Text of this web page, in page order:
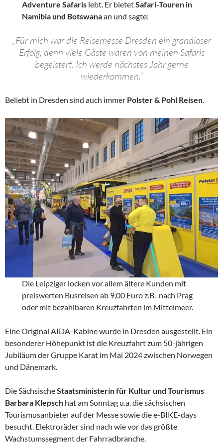
Adventure Safaris lebt. Er bietetSafari-Touren in
Namibia und Botswanaan und sagte:
„Für mich war die Reisemesse Dresden ein grandioser
Erfolg, denn viele Gäste waren von meinen Safaris
begeistert. Ich werde nächstes Jahr gerne
wiederkommen.“
Beliebt in Dresden sind auch immer Polster & Pohl Reisen.
Die Leipziger locken vor allem ältere Kunden mit
preiswerten Busreisen ab 9,00 Euro z.B. nach Prag
oder mit bezahlbaren Kreuzfahrten im Mittelmeer.
Eine Original AIDA-Kabine wurde in Dresden ausgestellt. Ein
besonderer Höhepunkt ist die Kreuzfahrt zum 50-jährigen
Jubiläum der Gruppe Karat im Mai 2024 zwischen Norwegen
und Dänemark.
Die SächsischeStaatsministerin für Kultur und Tourismus
Barbara Klepsch hat am Sonntag u.a. die sächsischen
Tourismusanbieter auf der Messe sowie die e-BIKE-days
besucht. Elektroräder sind nach wie vor das größte
Wachstumssegment der Fahrradbranche.